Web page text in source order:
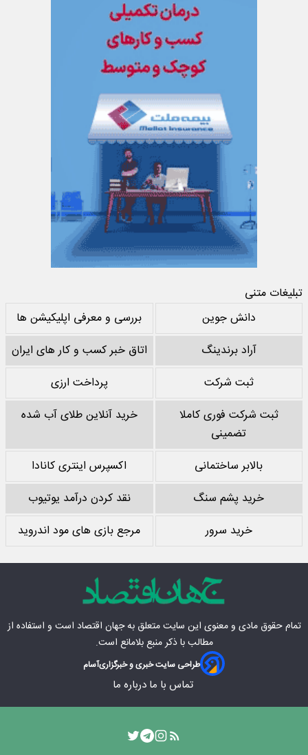
تبلیغات متنی
دانش جوین
بررسی و معرفی اپلیکیشن ها
آراد برندینگ
اتاق خبر کسب و کار های ایران
ثبت شرکت
پرداخت ارزی
ثبت شرکت فوری کاملا
تضمینی
خرید آنلاین طلای آب شده
بالابر ساختمانی
اکسپرس اینتری کانادا
خرید پشم سنگ
نقد کردن درآمد یوتیوب
خرید سرور
مرجع بازی های مود اندروید
تمام حقوق مادی‌ و معنوی این سایت متعلق بهجهان اقتصاد است و استفاده از
مطالب با ذکر منبع بلامانع است.
طراحی سایت خبری و خبرگزاریآسام
تماس با ما درباره ما